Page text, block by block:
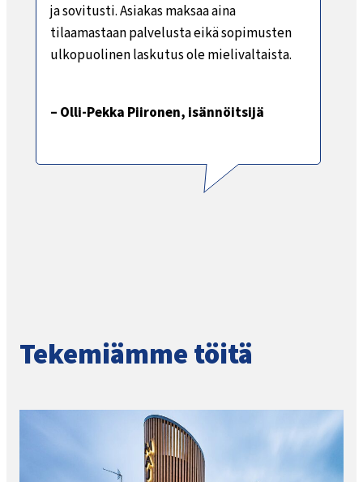
ja sovitusti. Asiakas maksaa aina
tilaamastaan palvelusta eikä sopimusten
ulkopuolinen laskutus ole mielivaltaista.
– Olli-Pekka Piironen, isännöitsijä
Tekemiämme töitä